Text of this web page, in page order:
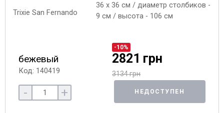
36 x 36 см / диаметр столбиков -
9 см / высота - 106 см
бежевый
Код: 140419
-10%
2821 грн
3134 грн
- + НЕДОСТУПЕН